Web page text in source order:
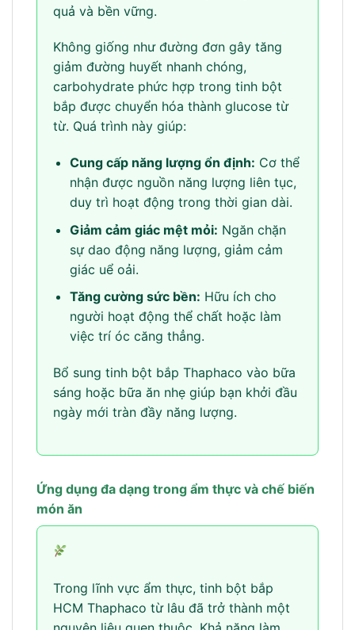
quả và bền vững.
Không giống như đường đơn gây tăng
giảm đường huyết nhanh chóng,
carbohydrate phức hợp trong tinh bột
bắp được chuyển hóa thành glucose từ
từ. Quá trình này giúp:
Cung cấp năng lượng ổn định: Cơ thể
nhận được nguồn năng lượng liên tục,
duy trì hoạt động trong thời gian dài.
Giảm cảm giác mệt mỏi: Ngăn chặn
sự dao động năng lượng, giảm cảm
giác uể oải.
Tăng cường sức bền: Hữu ích cho
người hoạt động thể chất hoặc làm
việc trí óc căng thẳng.
Bổ sung tinh bột bắp Thaphaco vào bữa
sáng hoặc bữa ăn nhẹ giúp bạn khởi đầu
ngày mới tràn đầy năng lượng.
Ứng dụng đa dạng trong ẩm thực và chế biến
món ăn
Trong lĩnh vực ẩm thực, tinh bột bắp
HCM Thaphaco từ lâu đã trở thành một